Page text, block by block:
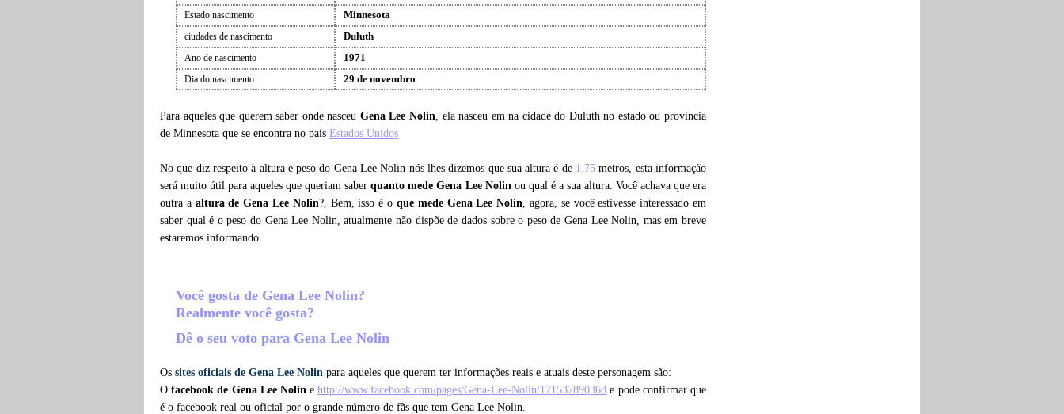
Estado nascimento Minnesota
ciudades de nascimento Duluth
Ano de nascimento 1971
Dia do nascimento 29 de novembro
Para aqueles que querem saber onde nasceu Gena Lee Nolin, ela nasceu em na cidade do Duluth no estado ou provincia
de Minnesota que se encontra no pais Estados Unidos
No que diz respeito à altura e peso do Gena Lee Nolin nós lhes dizemos que sua altura é de 1.75 metros, esta informação
será muito útil para aqueles que queriam saberquanto mede Gena Lee Nolinou qual é a sua altura. Você achava que era
outra a altura de Gena Lee Nolin?, Bem, isso é o que mede Gena Lee Nolin, agora, se você estivesse interessado em
saber qual é o peso do Gena Lee Nolin, atualmente não dispõe de dados sobre o peso de Gena Lee Nolin, mas em breve
estaremos informando
Você gosta de Gena Lee Nolin?
Realmente você gosta?
Dê o seu voto para Gena Lee Nolin
Os sites oficiais de Gena Lee Nolin para aqueles que querem ter informações reais e atuais deste personagem são:
Ofacebook de Gena Lee Nolinehttp://www.facebook.com/pages/Gena-Lee-Nolin/171537890368 e pode confirmar que
é o facebook real ou oficial por o grande número de fãs que tem Gena Lee Nolin.